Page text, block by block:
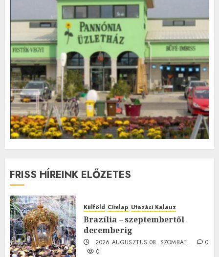
FRISS HÍREINK ELŐZETES
Külföld Címlap Utazási Kalauz
Brazília – szeptembertől
decemberig
2026.AUGUSZTUS.08. SZOMBAT.
0
0